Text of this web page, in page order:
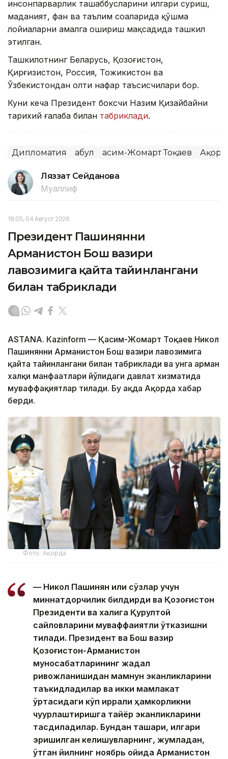
инсонпарварлик ташаббусларини илгари суриш,
маданият, фан ва таълим соҳаларида қўшма
лойиҳаларни амалга ошириш мақсадида ташкил
этилган.
Ташкилотнинг Беларусь, Қозоғистон,
Қирғизистон, Россия, Тожикистон ва
Ўзбекистондан олти нафар таъсисчилари бор.
Куни кеча Президент боксчи Назим Қизайбайни
тарихий ғалаба билан табриклади.
Дипломатия Қабул Қасим-Жомарт Тоқаев
Ляззат Сейданова
Муаллиф
18:05, 04 Август 2026
Президент Пашинянни
Арманистон Бош вазири
лавозимига қайта тайинлангани
билан табриклади
ASTANА. Кazinform — Қасим-Жомарт Тоқаев Никол
Пашинянни Арманистон Бош вазири лавозимига
қайта тайинлангани билан табриклади ва унга арман
халқи манфаатлари йўлидаги давлат хизматида
муваффақиятлар тилади. Бу ҳақда Ақорда хабар
берди.
Фото: Ақорда
— Никол Пашинян илиқ сўзлар учун
миннатдорчилик билдирди ва Қозоғистон
Президенти ва халқига Қурултой
сайловларини муваффақиятли ўтказишни
тилади. Президент ва Бош вазир
Қозоғистон-Арманистон
муносабатларининг жадал
ривожланишидан мамнун эканликларини
таъкидладилар ва икки мамлакат
ўртасидаги кўп қиррали ҳамкорликни
чуқурлаштиришга тайёр эканликларини
тасдиқладилар. Бундан ташқари, илгари
эришилган келишувларнинг, жумладан,
ўтган йилнинг ноябрь ойида Арманистон